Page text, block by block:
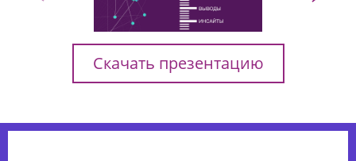
Скачать презентацию